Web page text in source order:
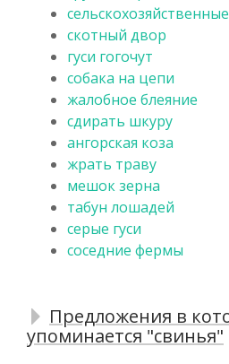
скотный двор
гуси гогочут
собака на цепи
жалобное блеяние
сдирать шкуру
ангорская коза
жрать траву
мешок зерна
табун лошадей
серые гуси
соседние фермы
Предложения в
упоминается "свинья"